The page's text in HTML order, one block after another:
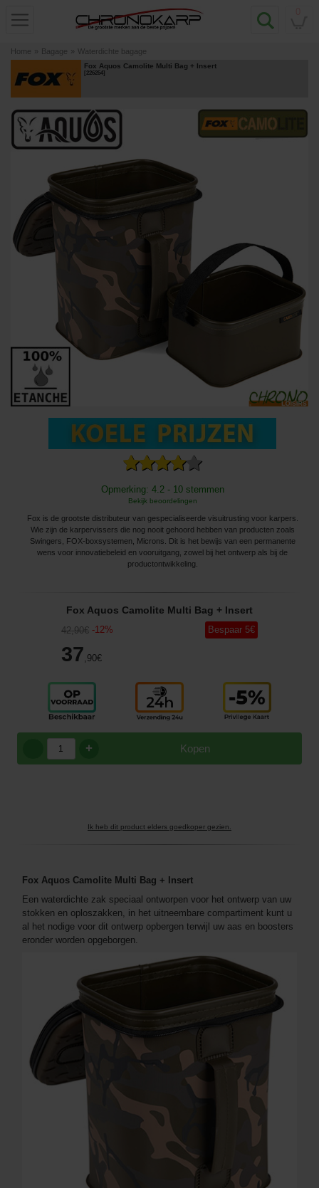
Home » Bagage » Waterdichte bagage
Fox Aquos Camolite Multi Bag + Insert
[226254]
Opmerking: 4.2 - 10 stemmen
Bekijk beoordelingen
Fox is de grootste distributeur van gespecialiseerde visuitrusting voor karpers.
Wie zijn de karpervissers die nog nooit gehoord hebben van producten zoals
Swingers, FOX-boxsystemen, Microns. Dit is het bewijs van een permanente
wens voor innovatiebeleid en vooruitgang, zowel bij het ontwerp als bij de
productontwikkeling.
Fox Aquos Camolite Multi Bag + Insert
42,90€ -12%
37 ,90€
Bespaar 5€
Kopen
+
Ik heb dit product elders goedkoper gezien.
Fox Aquos Camolite Multi Bag + Insert
Een waterdichte zak speciaal ontworpen voor het ontwerp van uw
stokken en oploszakken, in het uitneembare compartiment kunt u
al het nodige voor dit ontwerp opbergen terwijl uw aas en boosters
eronder worden opgeborgen.